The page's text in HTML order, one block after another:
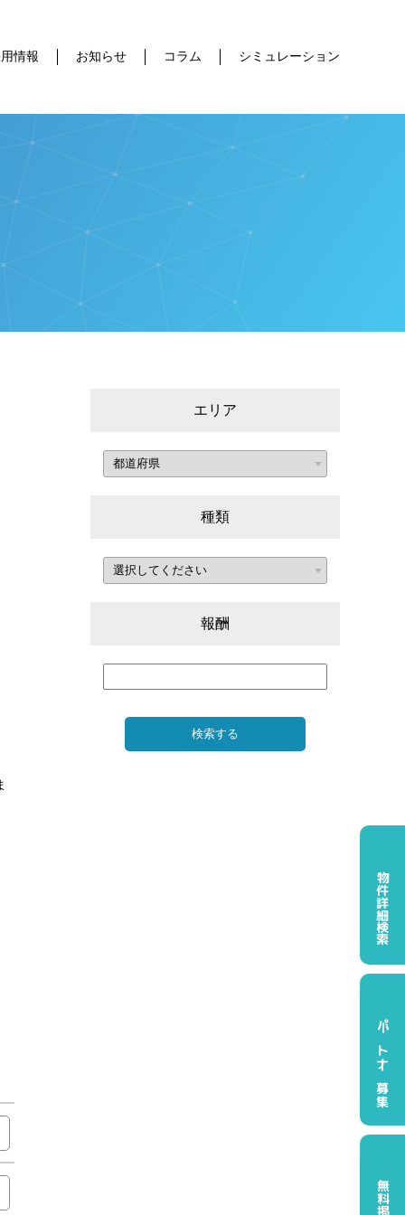
情報 お知らせ コラム シミュレーション
物件詳細検索
パートナー募集
エリア
種類
報酬